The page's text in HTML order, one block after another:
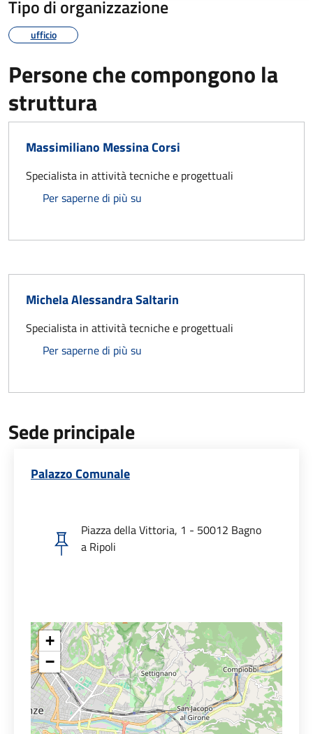
Tipo di organizzazione
ufficio
Persone che compongono la
struttura
Massimiliano Messina Corsi
Specialista in attività tecniche e progettuali
Per saperne di più su
Michela Alessandra Saltarin
Specialista in attività tecniche e progettuali
Per saperne di più su
Sede principale
Palazzo Comunale
Piazza della Vittoria, 1 - 50012 Bagno
a Ripoli
+
−